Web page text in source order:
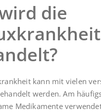
die
kann mit vielen
werden. Am
Medikamente